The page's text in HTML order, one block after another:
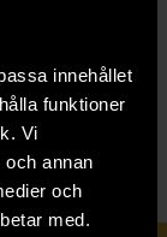
innehållet
funktioner
Vi
annan
och
med.